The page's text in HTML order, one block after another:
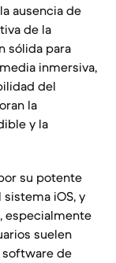
ausencia de
de la
sólida para
inmersiva,
del
la
y la
su potente
iOS, y
especialmente
suelen
de